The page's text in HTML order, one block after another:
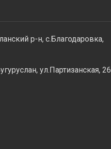
р-н, с.Благодаровка,
ул.Партизанская, 26